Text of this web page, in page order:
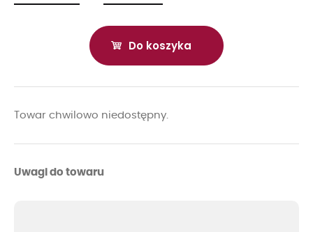
Do koszyka
Towar chwilowo niedostępny.
Uwagi do towaru